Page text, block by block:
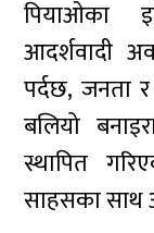
पियाओका
आदर्शवादी
पर्दछ, जनता र
बलियो
स्थापित
साहसका साथ